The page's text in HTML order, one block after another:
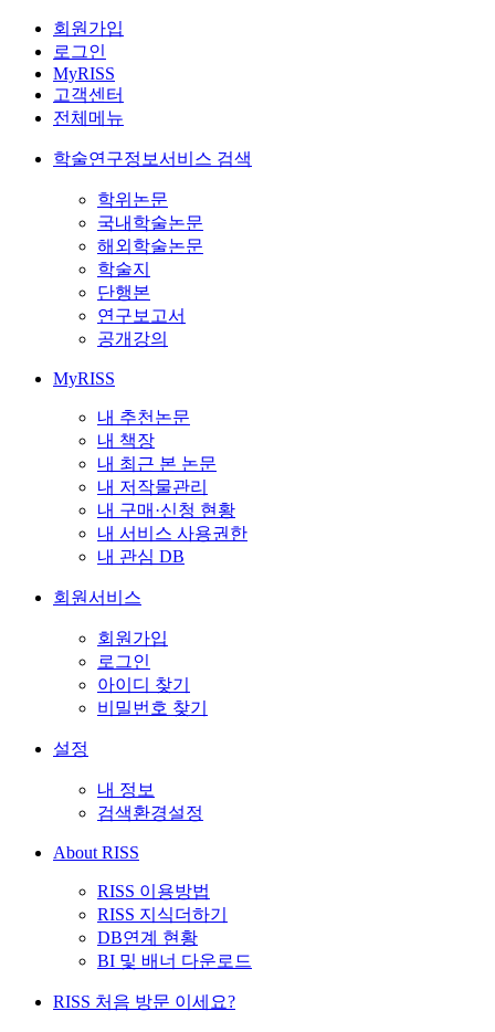
회원가입
로그인
MyRISS
고객센터
전체메뉴
학술연구정보서비스 검색
학위논문
국내학술논문
해외학술논문
학술지
단행본
연구보고서
공개강의
MyRISS
내 추천논문
내 책장
내 최근 본 논문
내 저작물관리
내 구매·신청 현황
내 서비스 사용권한
내 관심 DB
회원서비스
회원가입
로그인
아이디 찾기
비밀번호 찾기
설정
내 정보
검색환경설정
About RISS
RISS 이용방법
RISS 지식더하기
DB연계 현황
BI 및 배너 다운로드
RISS 처음 방문 이세요?